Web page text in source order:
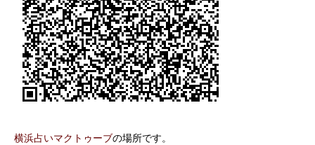
横浜占いマクトゥーブの場所です。